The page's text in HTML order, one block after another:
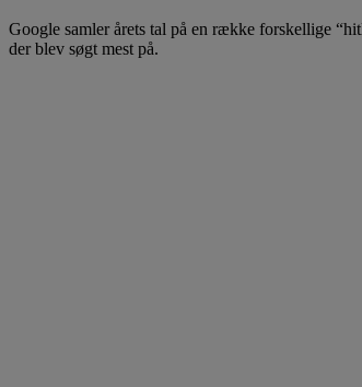
Google samler årets tal på en række forskellige
der blev søgt mest på.